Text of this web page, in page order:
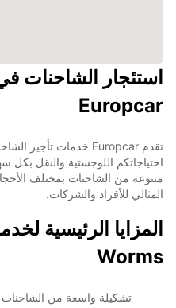
Europcar
احتياجاتكم اللوجستية والنقل
متنوعة من الشاحنات بمختلف
المثالي للأفراد والشركات.
المزايا الرئيسية
Worms
تشكيلة واسعة من الشاحنات